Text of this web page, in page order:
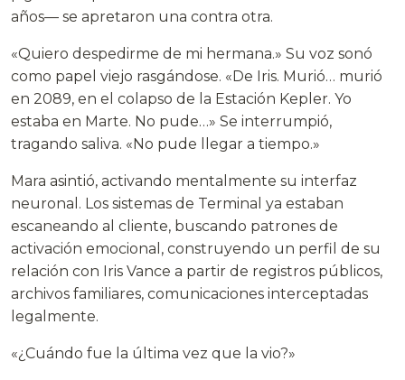
años— se apretaron una contra otra.
«Quiero despedirme de mi hermana.» Su voz sonó
como papel viejo rasgándose. «De Iris. Murió… murió
en 2089, en el colapso de la Estación Kepler. Yo
estaba en Marte. No pude…» Se interrumpió,
tragando saliva. «No pude llegar a tiempo.»
Mara asintió, activando mentalmente su interfaz
neuronal. Los sistemas de Terminal ya estaban
escaneando al cliente, buscando patrones de
activación emocional, construyendo un perfil de su
relación con Iris Vance a partir de registros públicos,
archivos familiares, comunicaciones interceptadas
legalmente.
«¿Cuándo fue la última vez que la vio?»